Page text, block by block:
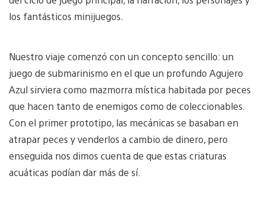
los fantásticos minijuegos.
Nuestro viaje comenzó con un concepto sencillo: un
juego de submarinismo en el que un profundo Agujero
Azul sirviera como mazmorra mística habitada por peces
que hacen tanto de enemigos como de coleccionables.
Con el primer prototipo, las mecánicas se basaban en
atrapar peces y venderlos a cambio de dinero, pero
enseguida nos dimos cuenta de que estas criaturas
acuáticas podían dar más de sí.